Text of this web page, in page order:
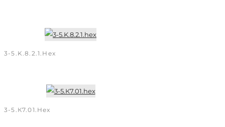
3-5.K.8.2.1.hex
3-5.К7.01.hex